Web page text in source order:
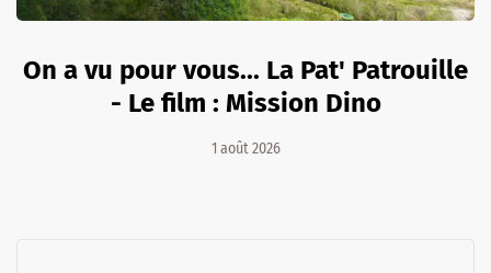
On a vu pour vous... La Pat' Patrouille
- Le film : Mission Dino
1 août 2026